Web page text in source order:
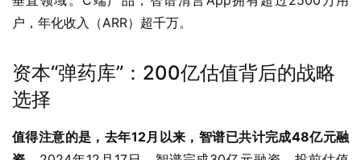
户，年化收入（ARR）超千万。
资本“弹药库”：200亿估值背后的战略
选择
值得注意的是，去年12月以来，智谱已共计完成48亿元融